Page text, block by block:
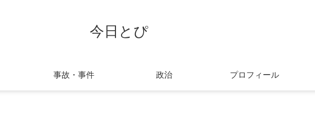
今日とぴ
事故・事件 政治 プロフィール